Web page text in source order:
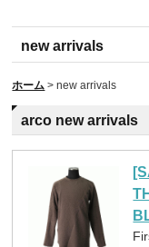
new arrivals
ホーム > new arrivals
arco new arrivals